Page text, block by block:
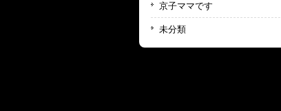
京子ママです
未分類